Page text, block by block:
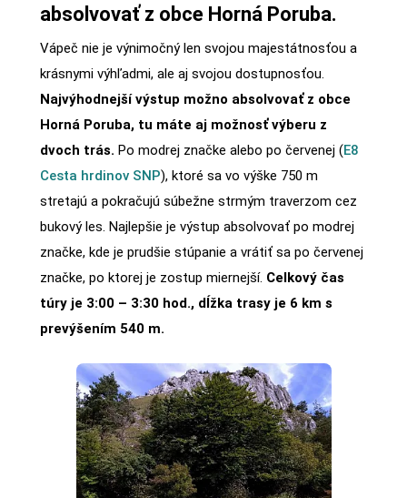
absolvovať z obce Horná Poruba.
Vápeč nie je výnimočný len svojou majestátnosťou a
krásnymi výhľadmi, ale aj svojou dostupnosťou.
Najvýhodnejší výstup možno absolvovať z obce
Horná Poruba, tu máte aj možnosť výberu z
dvoch trás. Po modrej značke alebo po červenej (E8
Cesta hrdinov SNP), ktoré sa vo výške 750 m
stretajú a pokračujú súbežne strmým traverzom cez
bukový les. Najlepšie je výstup absolvovať po modrej
značke, kde je prudšie stúpanie a vrátiť sa po červenej
značke, po ktorej je zostup miernejší. Celkový čas
túry je 3:00 – 3:30 hod., dĺžka trasy je 6 km s
prevýšením 540 m.